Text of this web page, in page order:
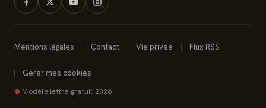
Mentions légales Contact Vie privée Flux RSS
Gérer mes cookies
© Modèle lettre gratuit 2026